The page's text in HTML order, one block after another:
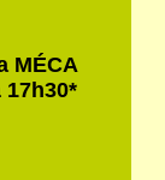
MÉCA
17h30*